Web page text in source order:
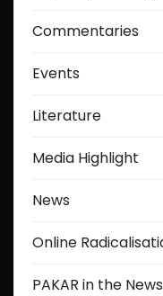
Commentaries
Events
Literature
Media Highlight
News
Online
PAKAR in the News